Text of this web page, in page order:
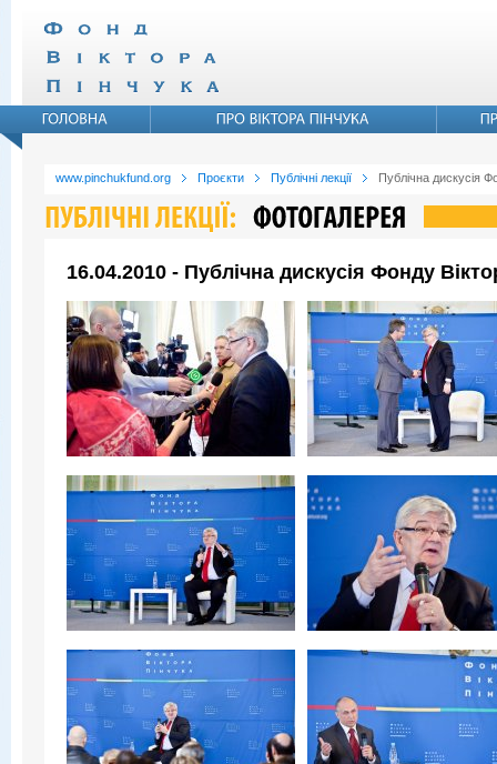
www.pinchukfund.org Проєкти Публічні лекції Публічна дискусія
16.04.2010 - Публічна дискусія Фонду